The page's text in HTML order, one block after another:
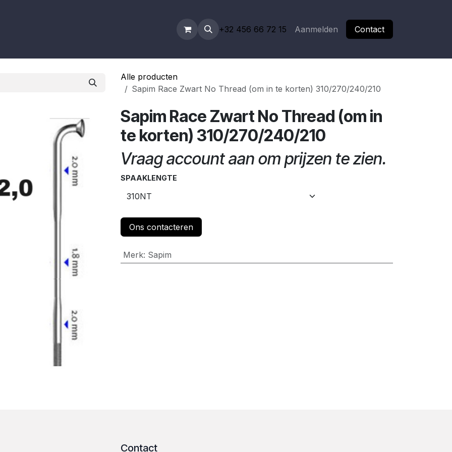
+32 456 66 72 15 Aanmelden Contact
Alle producten
Sapim Race Zwart No Thread (om in te korten) 310/270/240/210
Sapim Race Zwart No Thread (om in
te korten) 310/270/240/210
Vraag account aan om prijzen te zien.
SPAAKLENGTE
Ons contacteren
Merk: Sapim
Contact